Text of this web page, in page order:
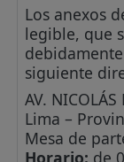
Los anexos
legible, que
siguiente
AV.
Lima –
Mesa de